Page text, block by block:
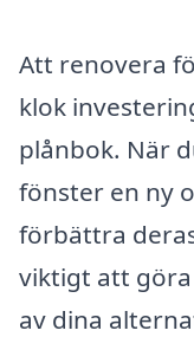
Att renovera
klok
plånbok. När
fönster en ny
förbättra
viktigt att
av dina